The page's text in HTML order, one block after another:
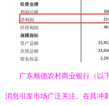
广东顺德农村商业银行（以
消息引发市场广泛关注。在其冲